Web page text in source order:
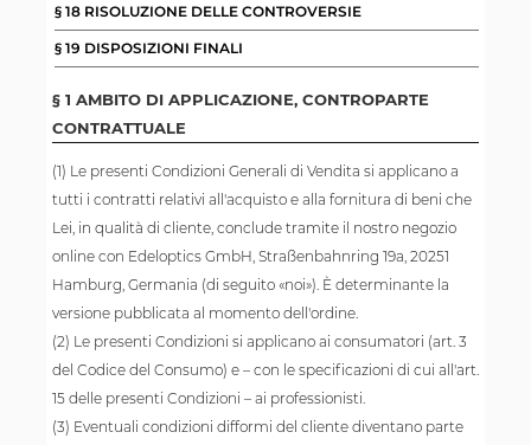
§ 18 RISOLUZIONE DELLE CONTROVERSIE
§ 19 DISPOSIZIONI FINALI
§ 1 AMBITO DI APPLICAZIONE, CONTROPARTE
CONTRATTUALE
(1) Le presenti Condizioni Generali di Vendita si applicano a
tutti i contratti relativi all'acquisto e alla fornitura di beni che
Lei, in qualità di cliente, conclude tramite il nostro negozio
online con Edeloptics GmbH, Straßenbahnring 19a, 20251
Hamburg, Germania (di seguito «noi»). È determinante la
versione pubblicata al momento dell'ordine.
(2) Le presenti Condizioni si applicano ai consumatori (art. 3
del Codice del Consumo) e – con le specificazioni di cui all'art.
15 delle presenti Condizioni – ai professionisti.
(3) Eventuali condizioni difformi del cliente diventano parte